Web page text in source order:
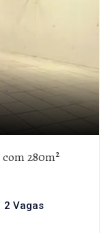
280m²
2 Vagas